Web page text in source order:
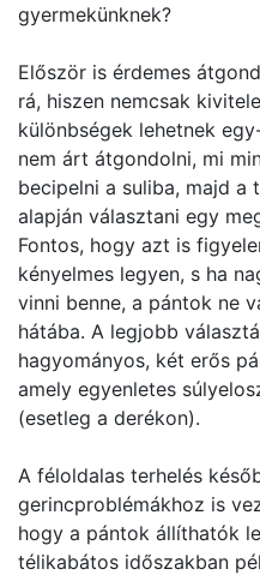
gyermekünknek?
Először is érdemes
rá, hiszen nemcsak
különbségek lehetnek
nem árt átgondolni, mi
becipelni a suliba, majd a
alapján választani egy
Fontos, hogy azt is
kényelmes legyen, s ha
vinni benne, a pántok ne
hátába. A legjobb
hagyományos, két erős
amely egyenletes
(esetleg a derékon).
A féloldalas terhelés
gerincproblémákhoz is
hogy a pántok állíthatók
télikabátos időszakban